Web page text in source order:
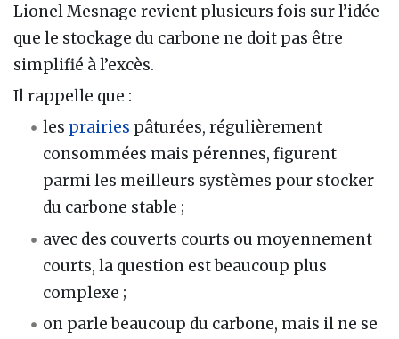
Lionel Mesnage revient plusieurs fois sur l’idée
que le stockage du carbone ne doit pas être
simplifié à l’excès.
Il rappelle que :
les prairies pâturées, régulièrement
consommées mais pérennes, figurent
parmi les meilleurs systèmes pour stocker
du carbone stable ;
avec des couverts courts ou moyennement
courts, la question est beaucoup plus
complexe ;
on parle beaucoup du carbone, mais il ne se